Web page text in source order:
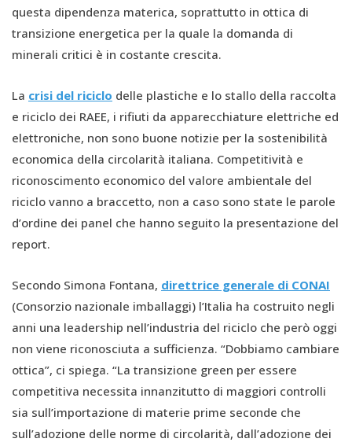
questa dipendenza materica, soprattutto in ottica di
transizione energetica per la quale la domanda di
minerali critici è in costante crescita.
La crisi del riciclo delle plastiche e lo stallo della raccolta
e riciclo dei RAEE, i rifiuti da apparecchiature elettriche ed
elettroniche, non sono buone notizie per la sostenibilità
economica della circolarità italiana. Competitività e
riconoscimento economico del valore ambientale del
riciclo vanno a braccetto, non a caso sono state le parole
d’ordine dei panel che hanno seguito la presentazione del
report.
Secondo Simona Fontana, direttrice generale di CONAI
(Consorzio nazionale imballaggi) l’Italia ha costruito negli
anni una leadership nell’industria del riciclo che però oggi
non viene riconosciuta a sufficienza. “Dobbiamo cambiare
ottica”, ci spiega. “La transizione green per essere
competitiva necessita innanzitutto di maggiori controlli
sia sull’importazione di materie prime seconde che
sull’adozione delle norme di circolarità, dall’adozione dei